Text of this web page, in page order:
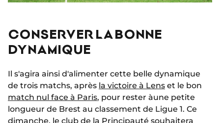
CONSERVER LA BONNE
DYNAMIQUE
Il s'agira ainsi d'alimenter cette belle dynamique
de trois matchs, après la victoire à Lens et le bon
match nul face à Paris, pour rester àune petite
longueur de Brest au classement de Ligue 1. Ce
dimanche, le club de la Principauté souhaitera